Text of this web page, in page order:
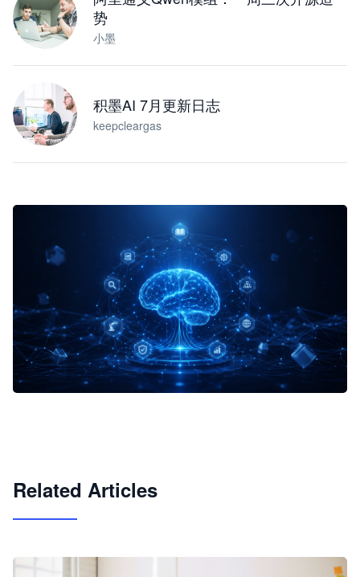
势
小墨
积墨AI 7月更新日志
keepcleargas
Related Articles